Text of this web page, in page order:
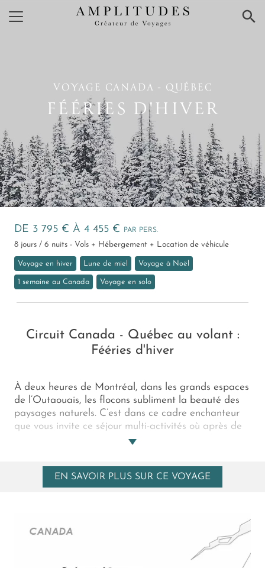
×
VOYAGE CANADA ‑ QUÉBEC
FÉÉRIES D'HIVER
DE 3 795 € À 4 455 € PAR PERS.
8 jours / 6 nuits - Vols + Hébergement + Location de véhicule
Voyage en hiver Lune de miel Voyage à Noël
1 semaine au Canada Voyage en solo
Circuit Canada - Québec au volant :
Fééries d'hiver
À deux heures de Montréal, dans les grands espaces
de l’Outaouais, les flocons subliment la beauté des
paysages naturels. C’est dans ce cadre enchanteur
que vous invite ce séjour multi-activités où après de
folles échappées en skis, raquettes… vous pourrez
l’Auberge & Spa Couleurs de France 4*, pelotonné
au coin du feu.EN SAVOIR PLUS SUR CE VOYAGE